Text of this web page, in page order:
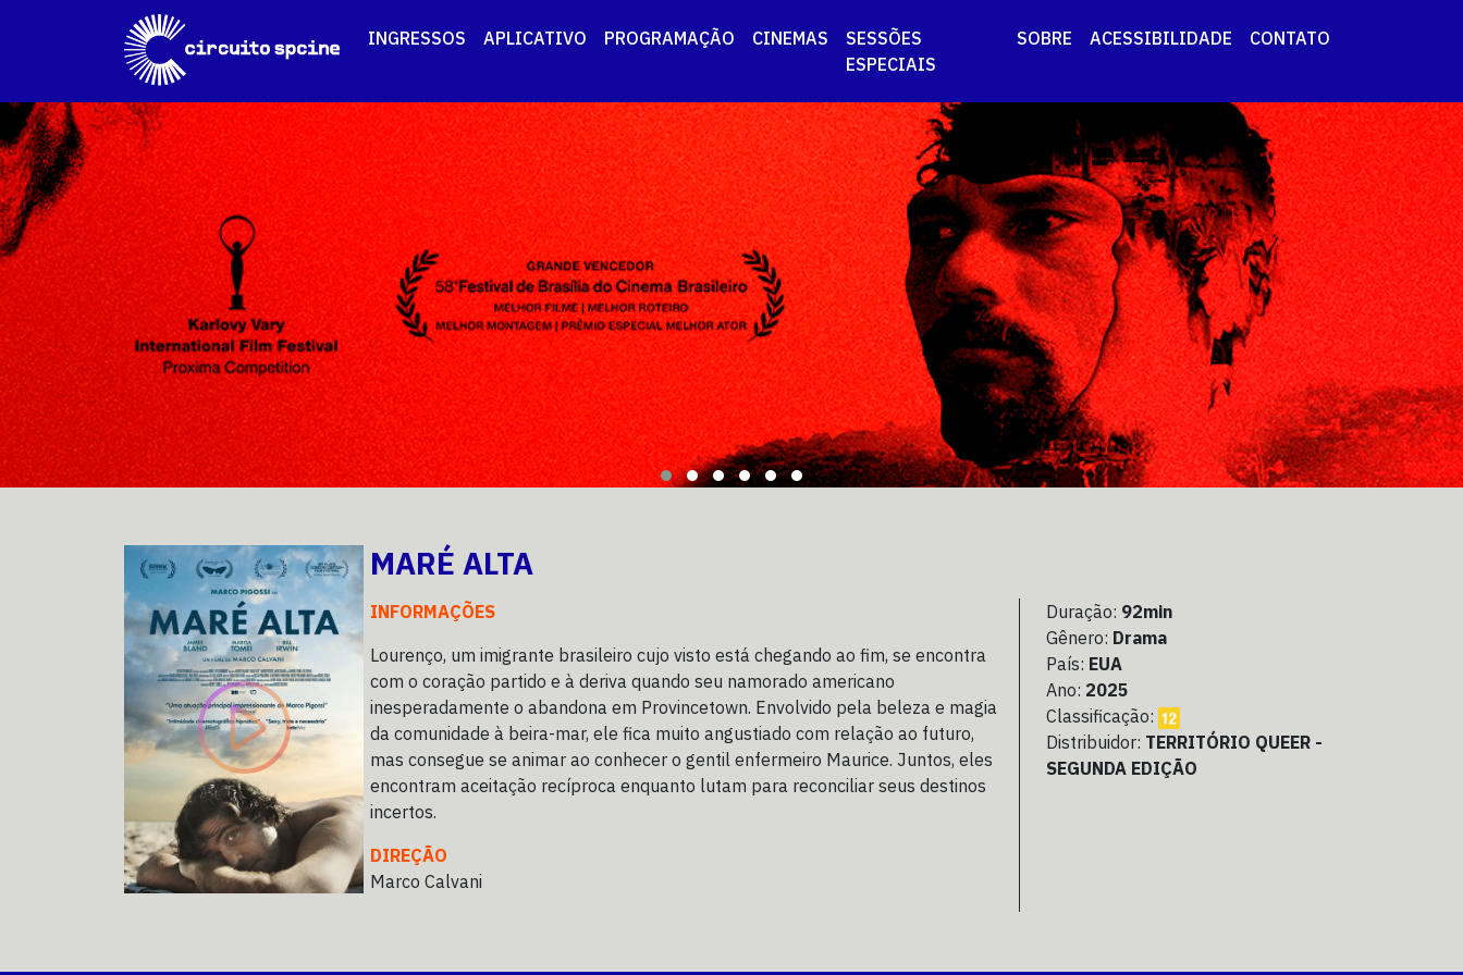
INGRESSOS APLICATIVO PROGRAMAÇÃO CINEMAS
SESSÕES
ESPECIAIS
SOBRE ACESSIBILIDADE CONTATO
MARÉ ALTA
INFORMAÇÕES
Lourenço, um imigrante brasileiro cujo visto está chegando ao fim, se encontra
com o coração partido e à deriva quando seu namorado americano
inesperadamente o abandona em Provincetown. Envolvido pela beleza e magia
da comunidade à beira-mar, ele fica muito angustiado com relação ao futuro,
mas consegue se animar ao conhecer o gentil enfermeiro Maurice. Juntos, eles
encontram aceitação recíproca enquanto lutam para reconciliar seus destinos
incertos.
DIREÇÃO
Marco Calvani
Duração: 92min
Gênero: Drama
País: EUA
Ano: 2025
Classificação:
Distribuidor: TERRITÓRIO QUEER -
SEGUNDA EDIÇÃO